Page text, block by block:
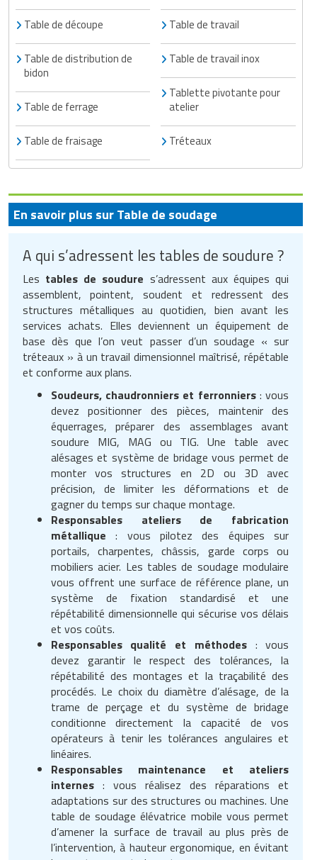
Table de découpe
Table de distribution de
bidon
Table de ferrage
Table de fraisage
Table de travail
Table de travail inox
Tablette pivotante pour
atelier
Tréteaux
En savoir plus sur Table de soudage
A qui s’adressent les tables de soudure ?
Les tables de soudure s’adressent aux équipes qui
assemblent, pointent, soudent et redressent des
structures métalliques au quotidien, bien avant les
services achats. Elles deviennent un équipement de
base dès que l’on veut passer d’un soudage « sur
tréteaux » à un travail dimensionnel maîtrisé, répétable
et conforme aux plans.
Soudeurs, chaudronniers et ferronniers: vous
devez positionner des pièces, maintenir des
équerrages, préparer des assemblages avant
soudure MIG, MAG ou TIG. Une table avec
alésages et système de bridage vous permet de
monter vos structures en 2D ou 3D avec
précision, de limiter les déformations et de
gagner du temps sur chaque montage.
Responsables ateliers de fabrication
métallique : vous pilotez des équipes sur
portails, charpentes, châssis, garde corps ou
mobiliers acier. Les tables de soudage modulaire
vous offrent une surface de référence plane, un
système de fixation standardisé et une
répétabilité dimensionnelle qui sécurise vos délais
et vos coûts.
Responsables qualité et méthodes: vous
devez garantir le respect des tolérances, la
répétabilité des montages et la traçabilité des
procédés. Le choix du diamètre d’alésage, de la
trame de perçage et du système de bridage
conditionne directement la capacité de vos
opérateurs à tenir les tolérances angulaires et
linéaires.
Responsables maintenance et ateliers
internes: vous réalisez des réparations et
adaptations sur des structures ou machines. Une
table de soudage élévatrice mobile vous permet
d’amener la surface de travail au plus près de
l’intervention, à hauteur ergonomique, en évitant